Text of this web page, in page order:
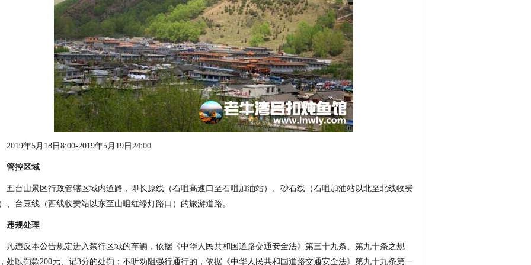
2019年5月18日8:00-2019年5月19日24:00
管控区域
五台山景区行政管辖区域内道路，即长原线（石咀高速口至石咀加油站）、砂石线（石咀加油站以北至北线收费
、台豆线（西线收费站以东至山咀红绿灯路口）的旅游道路。
违规处理
凡违反本公告规定进入禁行区域的车辆，依据《中华人民共和国道路交通安全法》第三十九条、第九十条之规
处以罚款200元、记3分的处罚；不听劝阻强行通行的，依据《中华人民共和国道路交通安全法》第九十九条第一